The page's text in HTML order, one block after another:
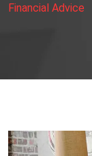
Financial Advice